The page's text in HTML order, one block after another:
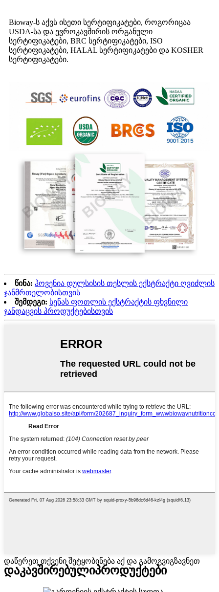
Bioway-ს აქვს ისეთი სერტიფიკატები, როგორიცაა
USDA-სა და ევროკავშირის ორგანული
სერტიფიკატები, BRC სერტიფიკატები, ISO
სერტიფიკატები, HALAL სერტიფიკატები და KOSHER
სერტიფიკატები.
წინა: ჰოვენია დულსისის თესლის ექსტრაქტი ღვიძლის
ჯანმრთელობისთვის
შემდეგი: სენას ფოთლის ექსტრაქტის ფხვნილი
ჯანდაცვის პროდუქტებისთვის
დაწერეთ თქვენი შეტყობინება აქ და გამოგვიგზავნეთ
დაკავშირებულიპროდუქტები